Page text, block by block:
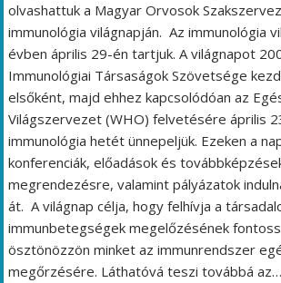
olvashattuk a Magyar Orvosok
immunológia világnapján. Az immunológia
évben április 29-én tartjuk. A világnapot
Immunológiai Társaságok Szövetsége
elsőként, majd ehhez kapcsolódóan az
Világszervezet (WHO) felvetésére április
immunológia hetét ünnepeljük. Ezeken a
konferenciák, előadások és
megrendezésre, valamint pályázatok
át. A világnap célja, hogy felhívja a
immunbetegségek megelőzésének
ösztönözzön minket az immunrendszer
megőrzésére. Láthatóvá teszi továbbá az…